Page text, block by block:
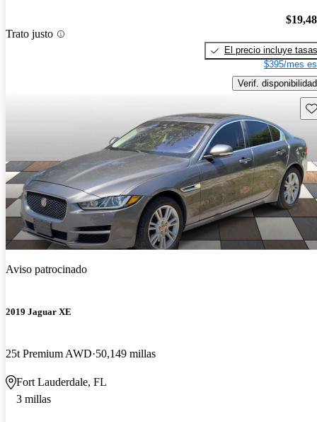
Trato justo
El precio incluye tasas
$395/mes
Verif. disponibilidad
Aviso patrocinado
2019 Jaguar XE
25t Premium AWD 50,149 millas
Fort Lauderdale, FL
3 millas